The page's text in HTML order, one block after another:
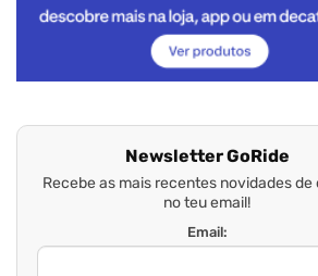
Newsletter GoRide
Recebe as mais recentes novidades de
no teu email!
Email: